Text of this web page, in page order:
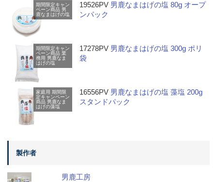
期間限定キャン
ペーン商品 男
鹿なまはげの塩
19526PV 男鹿なまはげの塩 80g オープ
ンパック
期間限定キャン
ペーン商品 業
務用 男鹿なま
はげの塩
17278PV 男鹿なまはげの塩 300g ポリ
袋
家庭用 期間限
定キャンペーン
商品 男鹿なま
はげの藻塩
16556PV 男鹿なまはげの塩 藻塩 200g
スタンドパック
製作者
男鹿工房